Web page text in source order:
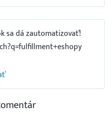
sa dá zautomatizovať!